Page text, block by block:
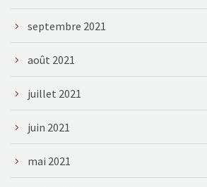
septembre 2021
août 2021
juillet 2021
juin 2021
mai 2021